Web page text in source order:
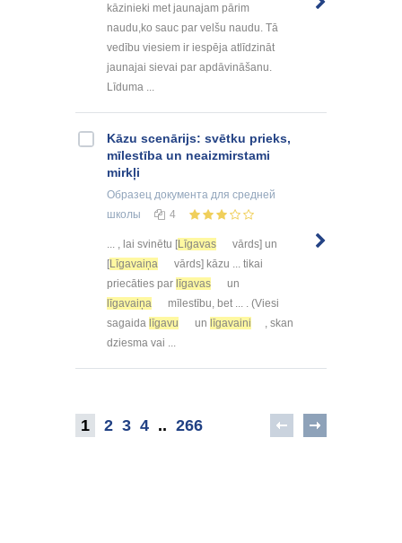
kāzinieki met jaunajam pārim
naudu,ko sauc par velšu naudu. Tā
vedību viesiem ir iespēja atlīdzināt
jaunajai sievai par apdāvināšanu.
Līduma ...
Kāzu scenārijs: svētku prieks,
mīlestība un neaizmirstami
mirkļi
Образец документа для средней
школы
4
... , lai svinētu [Līgavas
vārds] un
[Līgavaiņa
vārds] kāzu ... tikai
priecāties par līgavas
un
līgavaiņa
mīlestību, bet ... . (Viesi
sagaida līgavu un līgavaini
, skan
dziesma vai ...
1 2 3 4 .. 266